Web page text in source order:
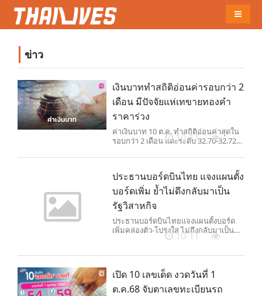
ข่าว
เงินบาททำสถิติอ่อนค่ารอบกว่า 2
เดือน มีปัจจัยแห่เทขายทองคำ
ราคาร่วง
ค่าเงินบาท 10 ต.ค. ทำสถิติอ่อนค่าสุดใน
รอบกว่า 2 เดือน แตะระดับ 32.70-32.72
ทองคำราคาร่วง
10-11
ประธานบอร์ดบินไทย แจงแผนตั้ง
บอร์ดเพิ่ม ย้ำไม่ดึงกลับมาเป็น
รัฐวิสาหกิจ
ประธานบอร์ดบินไทยแจงแผนตั้งบอร์ด
เพิ่มคล่องตัว-โปร่งใส ไม่ถึงกลับมาเป็น
10-11
เปิด 10 เลขเด็ด งวดวันที่ 1
ต.ค.68 จับตาเลขทะเบียนรถ